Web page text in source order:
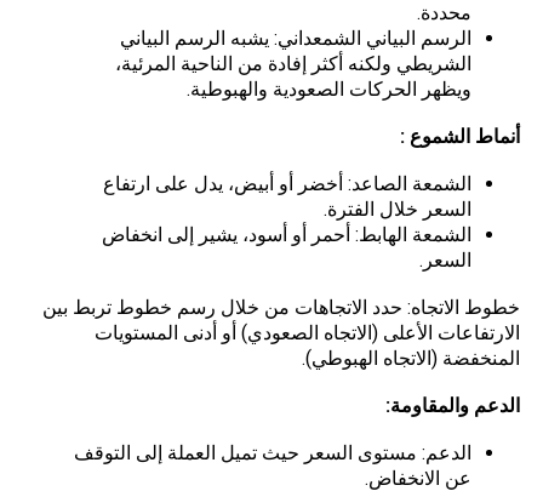
محددة.
الرسم البياني الشمعداني: يشبه الرسم البياني
الشريطي ولكنه أكثر إفادة من الناحية المرئية،
ويظهر الحركات الصعودية والهبوطية.
أنماط الشموع :
الشمعة الصاعد: أخضر أو أبيض، يدل على ارتفاع
السعر خلال الفترة.
الشمعة الهابط: أحمر أو أسود، يشير إلى انخفاض
السعر.
خطوط الاتجاه: حدد الاتجاهات من خلال رسم خطوط تربط بين
الارتفاعات الأعلى (الاتجاه الصعودي) أو أدنى المستويات
المنخفضة (الاتجاه الهبوطي).
الدعم والمقاومة:
الدعم: مستوى السعر حيث تميل العملة إلى التوقف
عن الانخفاض.